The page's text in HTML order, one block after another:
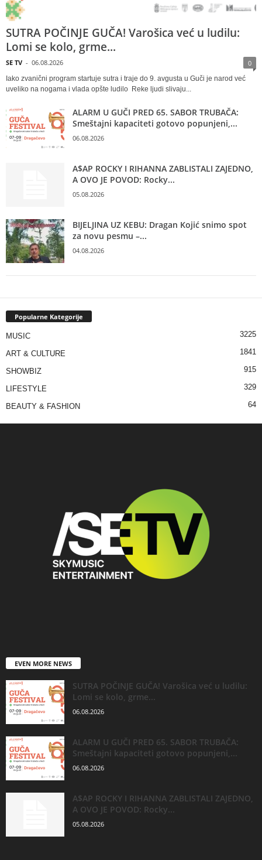
SUTRA POČINJE GUČA! Varošica već u ludilu:
Lomi se kolo, grme...
SE TV - 06.08.2026 0
Iako zvanični program startuje sutra i traje do 9. avgusta u Guči je narod već
uveliko na nogama i vlada opšte ludilo Reke ljudi slivaju...
ALARM U GUČI PRED 65. SABOR TRUBAČA:
Smeštajni kapaciteti gotovo popunjeni,...
06.08.2026
A$AP ROCKY I RIHANNA ZABLISTALI ZAJEDNO,
A OVO JE POVOD: Rocky...
05.08.2026
BIJELJINA UZ KEBU: Dragan Kojić snimo spot
za novu pesmu –...
04.08.2026
Popularne Kategorije
MUSIC 3225
ART & CULTURE 1841
SHOWBIZ 915
LIFESTYLE 329
BEAUTY & FASHION 64
EVEN MORE NEWS
SUTRA POČINJE GUČA! Varošica već u ludilu:
Lomi se kolo, grme...
06.08.2026
ALARM U GUČI PRED 65. SABOR TRUBAČA:
Smeštajni kapaciteti gotovo popunjeni,...
06.08.2026
A$AP ROCKY I RIHANNA ZABLISTALI ZAJEDNO,
A OVO JE POVOD: Rocky...
05.08.2026